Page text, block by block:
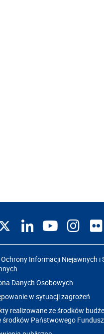
Informacji Niejawnych i
Danych Osobowych
w sytuacji zagrożeń
realizowane ze środków
środków Państwowego